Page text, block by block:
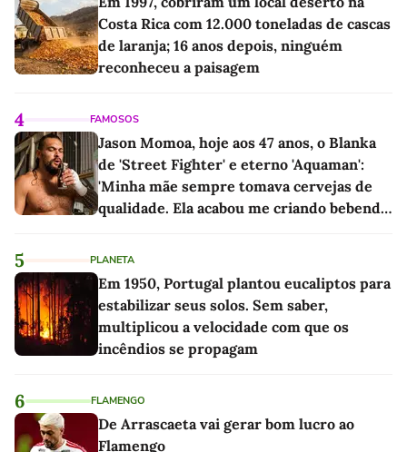
Costa Rica com 12.000 toneladas de cascas
de laranja; 16 anos depois, ninguém
reconheceu a paisagem
4 FAMOSOS
Jason Momoa, hoje aos 47 anos, o Blanka
de 'Street Fighter' e eterno 'Aquaman':
'Minha mãe sempre tomava cervejas de
qualidade. Ela acabou me criando bebendo
5 PLANETA
Em 1950, Portugal plantou eucaliptos para
estabilizar seus solos. Sem saber,
multiplicou a velocidade com que os
incêndios se propagam
6 FLAMENGO
De Arrascaeta vai gerar bom lucro ao
Flamengo